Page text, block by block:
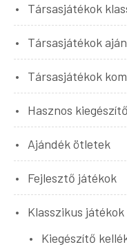
Társasjátékok
Társasjátékok
Társasjátékok
Hasznos
Ajándék ötletek
Fejlesztő játékok
Klasszikus játékok
Kiegészítő